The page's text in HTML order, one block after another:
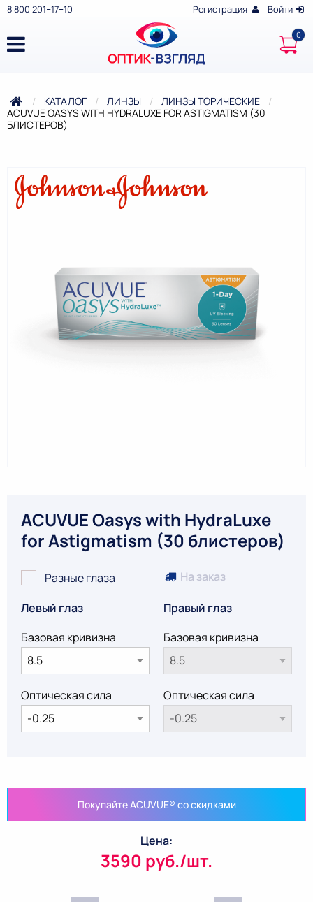
8 800 201‒17‒10 Регистрация Войти
КАТАЛОГ ЛИНЗЫ
ЛИНЗЫ ТОРИЧЕСКИЕ
ТЕКУЩАЯ:
ACUVUE OASYS WITH HYDRALUXE FOR ASTIGMATISM (30
БЛИСТЕРОВ)
ACUVUE Oasys with HydraLuxe
for Astigmatism (30 блистеров)
Разные глаза На заказ
Левый глаз
Правый глаз
Базовая кривизна
Базовая кривизна
Оптическая сила Оптическая сила
Покупайте ACUVUE® со скидками
Цена:
3590 руб./шт.